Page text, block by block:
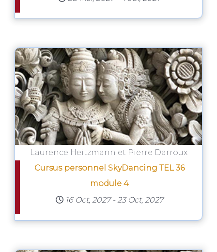
Laurence Heitzmann et Pierre Darroux
Cursus personnel SkyDancing TEL 36
module 4
16 Oct, 2027 - 23 Oct, 2027